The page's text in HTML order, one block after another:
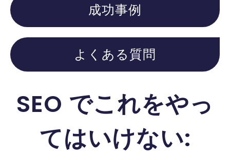
成功事例
よくある質問
SEO でこれをやっ
てはいけない: